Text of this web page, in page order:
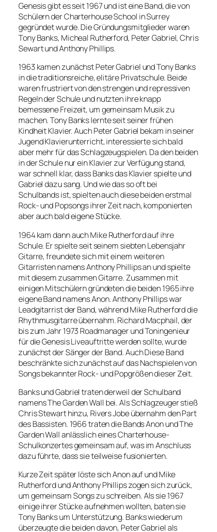
Genesis gibt es seit 1967 und ist eine Band, die von
Schülern der Charterhouse School in Surrey
gegründet wurde. Die Gründungsmitglieder waren
Tony Banks, Micheal Rutherford, Peter Gabriel, Chris
Sewart und Anthony Phillips.
1963 kamen zunächst Peter Gabriel und Tony Banks
in die traditionsreiche, elitäre Privatschule. Beide
waren frustriert von den strengen und repressiven
Regeln der Schule und nutzten ihre knapp
bemessene Freizeit, um gemeinsam Musik zu
machen. Tony Banks lernte seit seiner frühen
Kindheit Klavier. Auch Peter Gabriel bekam in seiner
Jugend Klavierunterricht, interessierte sich bald
aber mehr für das Schlagzeugspielen. Da den beiden
in der Schule nur ein Klavier zur Verfügung stand,
war schnell klar, dass Banks das Klavier spielte und
Gabriel dazu sang. Und wie das so oft bei
Schulbands ist, spielten auch diese beiden erstmal
Rock- und Popsongs ihrer Zeit nach, komponierten
aber auch bald eigene Stücke.
1964 kam dann auch Mike Rutherford auf ihre
Schule. Er spielte seit seinem siebten Lebensjahr
Gitarre, freundete sich mit einem weiteren
Gitarristen namens Anthony Phillips an und spielte
mit diesem zusammen Gitarre. Zusammen mit
einigen Mitschülern gründeten die beiden 1965 ihre
eigene Band namens Anon. Anthony Phillips war
Leadgitarrist der Band, während Mike Rutherford die
Rhythmusgitarre übernahm. Richard Macphail, der
bis zum Jahr 1973 Roadmanager und Toningenieur
für die Genesis Liveauftritte werden sollte, wurde
zunächst der Sänger der Band. Auch Diese Band
beschränkte sich zunächst auf das Nachspielen von
Songs bekannter Rock- und Popgrößen dieser Zeit.
Banks und Gabriel traten derweil der Schulband
namens The Garden Wall bei. Als Schlagzeuger stieß
Chris Stewart hinzu, Rivers Jobe übernahm den Part
des Bassisten. 1966 traten die Bands Anon und The
Garden Wall anlässlich eines Charterhouse-
Schulkonzertes gemeinsam auf, was im Anschluss
dazu führte, dass sie teilweise fusionierten.
Kurze Zeit später löste sich Anon auf und Mike
Rutherford und Anthony Phillips zogen sich zurück,
um gemeinsam Songs zu schreiben. Als sie 1967
einige ihrer Stücke aufnehmen wollten, baten sie
Tony Banks um Unterstützung. Banks wiederum
überzeugte die beiden davon, Peter Gabriel als